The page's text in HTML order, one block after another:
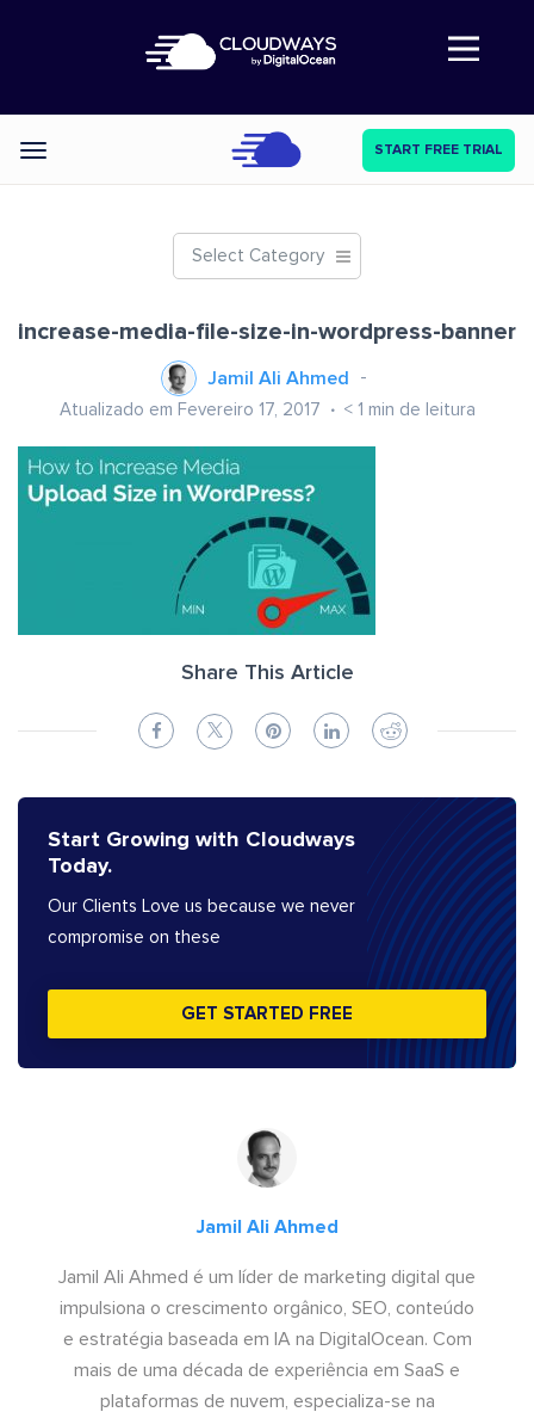
Abre a navegação
Categories START FREE TRIAL
Select Category
increase-media-file-size-in-wordpress-banner
Jamil Ali Ahmed
Atualizado em Fevereiro 17, 2017 < 1 min de leitura
Share This Article
Start Growing with Cloudways
Today.
Our Clients Love us because we never
compromise on these
GET STARTED FREE
Jamil Ali Ahmed
Jamil Ali Ahmed é um líder de marketing digital que
impulsiona o crescimento orgânico, SEO, conteúdo
e estratégia baseada em IA na DigitalOcean. Com
mais de uma década de experiência em SaaS e
plataformas de nuvem, especializa-se na